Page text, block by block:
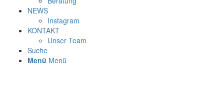
NEWS
Instagram
KONTAKT
Unser Team
Suche
Menü Menü